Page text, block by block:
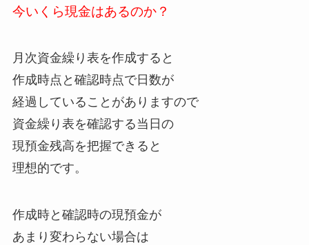
今いくら現金はあるのか？
月次資金繰り表を作成すると
作成時点と確認時点で日数が
経過していることがありますので
資金繰り表を確認する当日の
現預金残高を把握できると
理想的です。
作成時と確認時の現預金が
あまり変わらない場合は